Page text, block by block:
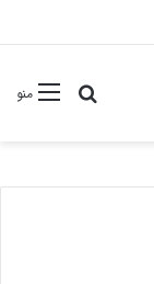
منوجستجو